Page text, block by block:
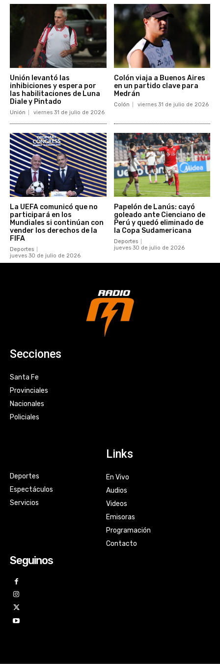
Unión levantó las
inhibiciones y espera por
las habilitaciones de Luna
Diale y Pintado
Unión viernes 31 de julio de 2026
Colón viaja a Buenos Aires
en un partido clave para
Medrán
Colón viernes 31 de julio de 2026
La UEFA comunicó que no
participará en los
Mundiales si continúan con
vender los derechos de la
FIFA
Deportes
jueves 30 de julio de 2026
Papelón de Lanús: cayó
goleado ante Cienciano de
Perú y quedó eliminado de
la Copa Sudamericana
Deportes
jueves 30 de julio de 2026
Secciones
Santa Fe
Provinciales
Nacionales
Policiales
Deportes
Espectáculos
Servicios
Links
En Vivo
Audios
Videos
Emisoras
Programación
Contacto
Seguinos